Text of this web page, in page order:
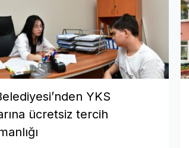
YKS
ücretsiz tercih